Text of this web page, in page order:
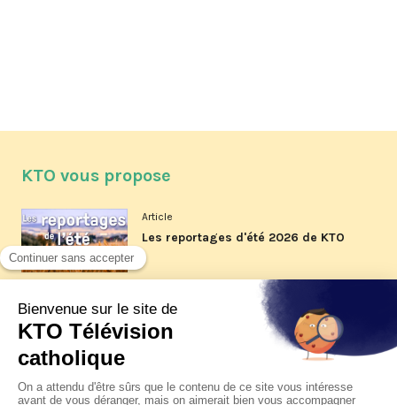
KTO vous propose
Article
Les reportages d'été 2026 de KTO
La visite pastorale du pape Léon
XIV à Assise à suivre sur KTO le
jeudi 6 août
Article